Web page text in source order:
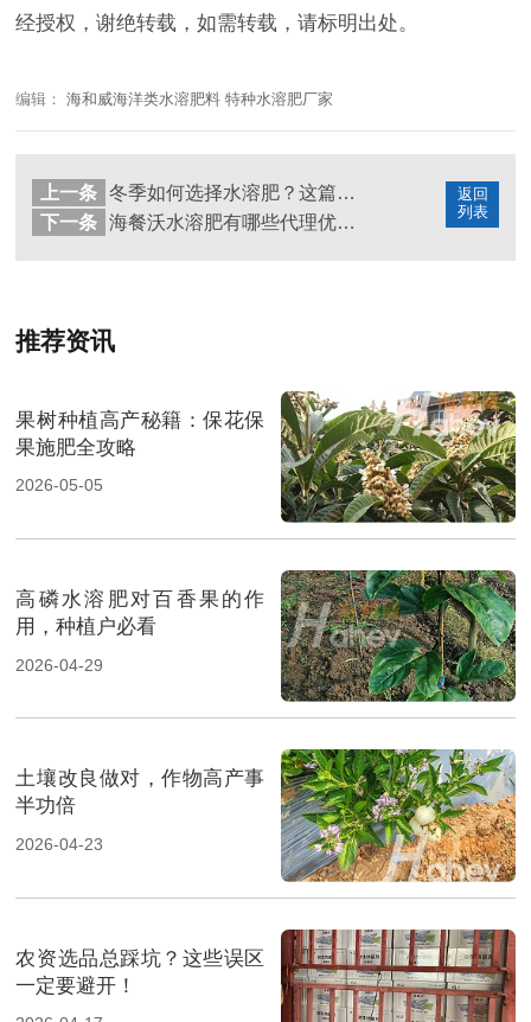
经授权，谢绝转载，如需转载，请标明出处。
编辑：海和威海洋类水溶肥料 特种水溶肥厂家
返回
列表
上一条
冬季如何选择水溶肥？这篇文章告诉你
下一条
海餐沃水溶肥有哪些代理优势？
推荐资讯
果树种植高产秘籍：保花保
果施肥全攻略
2026-05-05
高磷水溶肥对百香果的作
用，种植户必看
2026-04-29
土壤改良做对，作物高产事
半功倍
2026-04-23
农资选品总踩坑？这些误区
一定要避开！